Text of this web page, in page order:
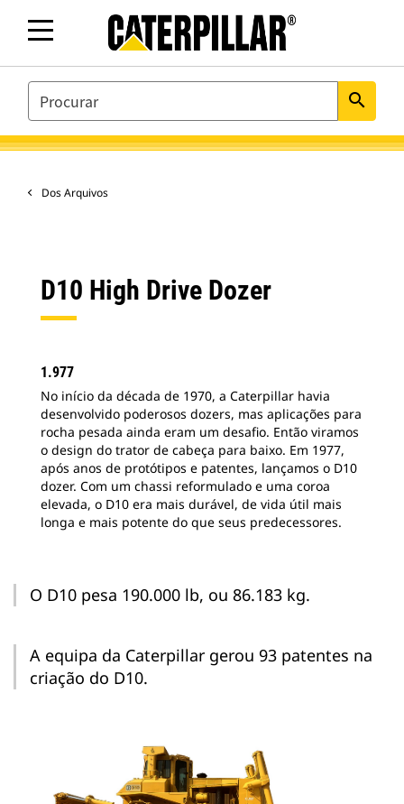
SEARCH search
Dos Arquivos
D10 High Drive Dozer
1.977
No início da década de 1970, a Caterpillar havia
desenvolvido poderosos dozers, mas aplicações para
rocha pesada ainda eram um desafio. Então viramos
o design do trator de cabeça para baixo. Em 1977,
após anos de protótipos e patentes, lançamos o D10
dozer. Com um chassi reformulado e uma coroa
elevada, o D10 era mais durável, de vida útil mais
longa e mais potente do que seus predecessores.
O D10 pesa 190.000 lb, ou 86.183 kg.
A equipa da Caterpillar gerou 93 patentes na
criação do D10.